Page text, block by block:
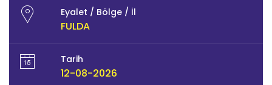
Eyalet / Bölge / İl
FULDA
Tarih
12-08-2026